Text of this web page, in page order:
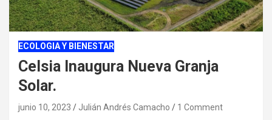
ECOLOGIA Y BIENESTAR
Celsia Inaugura Nueva Granja
Solar.
junio 10, 2023 Julián Andrés Camacho 1 Comment